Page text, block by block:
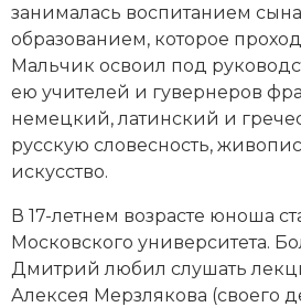
Итория международных
Латинская Америка
Новая история
Новейшая история
Нумизматика
Образование
занималась воспитанием
образованием, которое
Мальчик освоил под
ею учителей и гувернеров
немецкий, латинский и
русскую словесность,
искусство.
В 17-летнем возрасте юноша
Московского университета.
Дмитрий любил слушать
Алексея Мерзлякова (своего